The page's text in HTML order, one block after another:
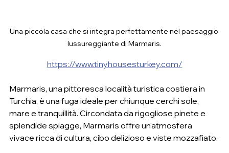
Una piccola casa che si integra perfettamente nel paesaggio
lussureggiante di Marmaris.
https://www.tinyhousesturkey.com/
Marmaris, una pittoresca località turistica costiera in
Turchia, è una fuga ideale per chiunque cerchi sole,
mare e tranquillità. Circondata da rigogliose pinete e
splendide spiagge, Marmaris offre un'atmosfera
vivace ricca di cultura, cibo delizioso e viste mozzafiato.